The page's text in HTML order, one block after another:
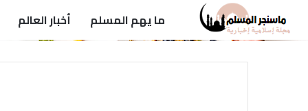
ما يهم المسلم أخبار العالم